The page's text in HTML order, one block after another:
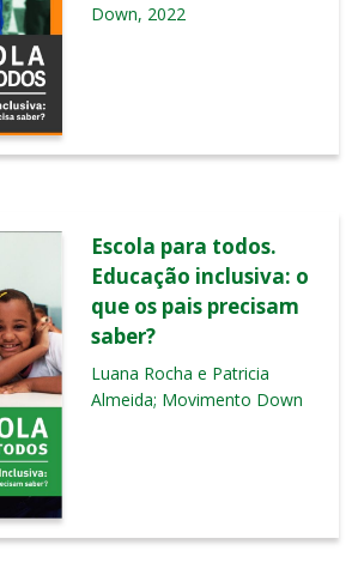
Down, 2022
Escola para todos.
Educação inclusiva: o
que os pais precisam
saber?
Luana Rocha e Patricia
Almeida; Movimento Down